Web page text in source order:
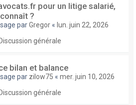
pour un litige salarié,
?
parGregor « lun. juin 22, 2026
Discussion générale
bilan et balance
par zilow75 « mer. juin 10, 2026
Discussion générale